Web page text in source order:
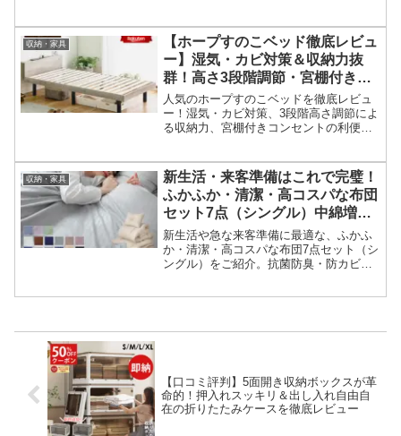
紹介します。
収納・家具
【ホープすのこベッド徹底レビュ
ー】湿気・カビ対策＆収納力抜
群！高さ3段階調節・宮棚付き多
機能シングルベッドフレーム
人気のホープすのこベッドを徹底レビュ
ー！湿気・カビ対策、3段階高さ調節によ
る収納力、宮棚付きコンセントの利便性
紹介し、購入を促します。
収納・家具
新生活・来客準備はこれで完璧！
ふかふか・清潔・高コスパな布団
セット7点（シングル）中綿増量
1.6kg
新生活や急な来客準備に最適な、ふかふ
か・清潔・高コスパな布団7点セット（シ
ングル）をご紹介。抗菌防臭・防カビ加
【口コミ評判】5面開き収納ボックスが革
命的！押入れスッキリ＆出し入れ自由自
在の折りたたみケースを徹底レビュー